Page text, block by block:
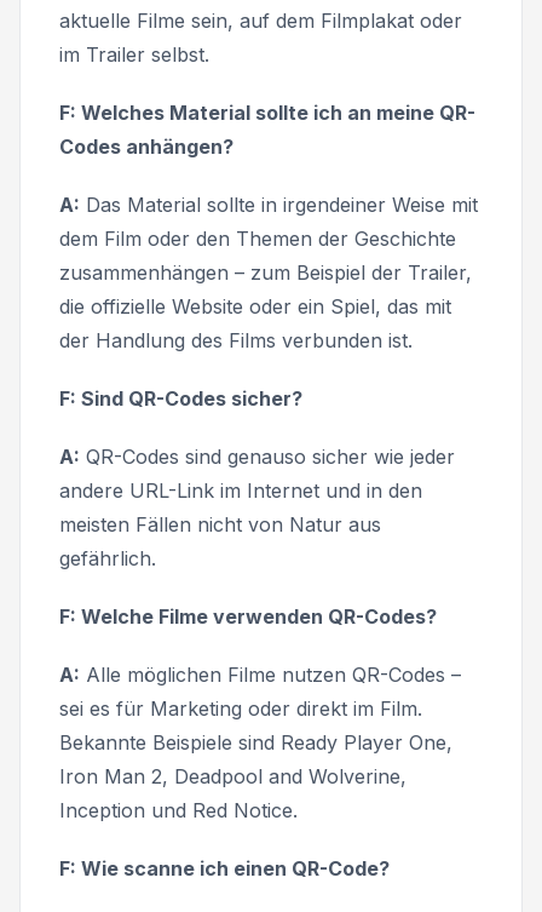
aktuelle Filme sein, auf dem Filmplakat oder
im Trailer selbst.
F: Welches Material sollte ich an meine QR-
Codes anhängen?
A: Das Material sollte in irgendeiner Weise mit
dem Film oder den Themen der Geschichte
zusammenhängen – zum Beispiel der Trailer,
die offizielle Website oder ein Spiel, das mit
der Handlung des Films verbunden ist.
F: Sind QR-Codes sicher?
A: QR-Codes sind genauso sicher wie jeder
andere URL-Link im Internet und in den
meisten Fällen nicht von Natur aus
gefährlich.
F: Welche Filme verwenden QR-Codes?
A: Alle möglichen Filme nutzen QR-Codes –
sei es für Marketing oder direkt im Film.
Bekannte Beispiele sind Ready Player One,
Iron Man 2, Deadpool and Wolverine,
Inception und Red Notice.
F: Wie scanne ich einen QR-Code?